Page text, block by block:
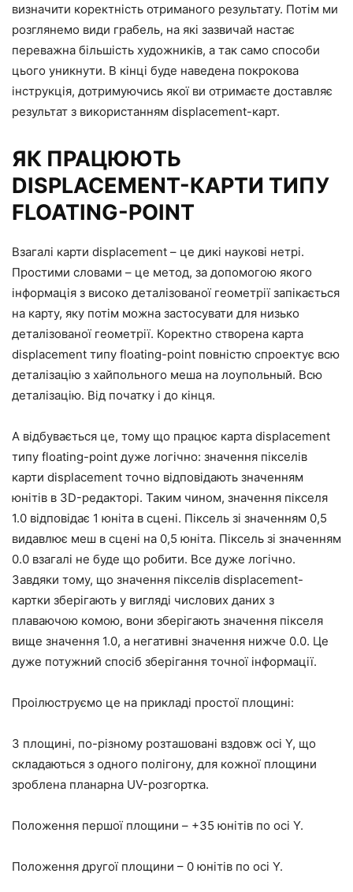
визначити коректність отриманого результату. Потім ми
розглянемо види грабель, на які зазвичай настає
переважна більшість художників, а так само способи
цього уникнути. В кінці буде наведена покрокова
інструкція, дотримуючись якої ви отримаєте доставляє
результат з використанням displacement-карт.
ЯК ПРАЦЮЮТЬ
DISPLACEMENT-КАРТИ ТИПУ
FLOATING-POINT
Взагалі карти displacement – це дикі наукові нетрі.
Простими словами – це метод, за допомогою якого
інформація з високо деталізованої геометрії запікається
на карту, яку потім можна застосувати для низько
деталізованої геометрії. Коректно створена карта
displacement типу floating-point повністю спроектує всю
деталізацію з хайпольного меша на лоупольный. Всю
деталізацію. Від початку і до кінця.
А відбувається це, тому що працює карта displacement
типу floating-point дуже логічно: значення пікселів
карти displacement точно відповідають значенням
юнітів в 3D-редакторі. Таким чином, значення пікселя
1.0 відповідає 1 юніта в сцені. Піксель зі значенням 0,5
видавлює меш в сцені на 0,5 юніта. Піксель зі значенням
0.0 взагалі не буде що робити. Все дуже логічно.
Завдяки тому, що значення пікселів displacement-
картки зберігають у вигляді числових даних з
плаваючою комою, вони зберігають значення пікселя
вище значення 1.0, а негативні значення нижче 0.0. Це
дуже потужний спосіб зберігання точної інформації.
Проілюструємо це на прикладі простої площині:
3 площині, по-різному розташовані вздовж осі Y, що
складаються з одного полігону, для кожної площини
зроблена планарна UV-розгортка.
Положення першої площини – +35 юнітів по осі Y.
Положення другої площини – 0 юнітів по осі Y.